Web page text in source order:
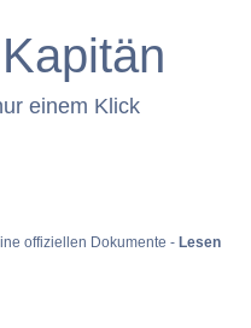
einem Klick
offiziellen Dokumente - Lesen